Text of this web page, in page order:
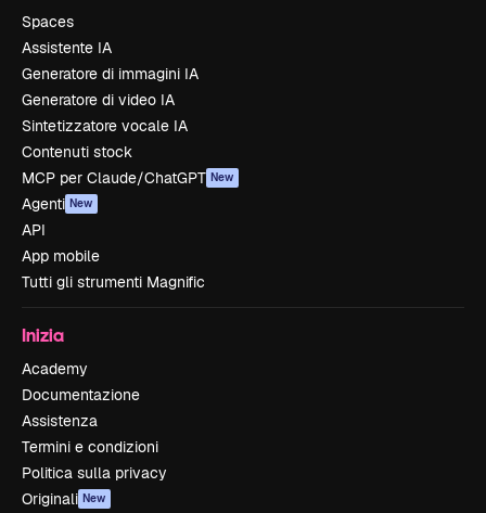
Spaces
Assistente IA
Generatore di immagini IA
Generatore di video IA
Sintetizzatore vocale IA
Contenuti stock
MCP per Claude/ChatGPT New
Agenti New
API
App mobile
Tutti gli strumenti Magnific
Inizia
Academy
Documentazione
Assistenza
Termini e condizioni
Politica sulla privacy
Originali New